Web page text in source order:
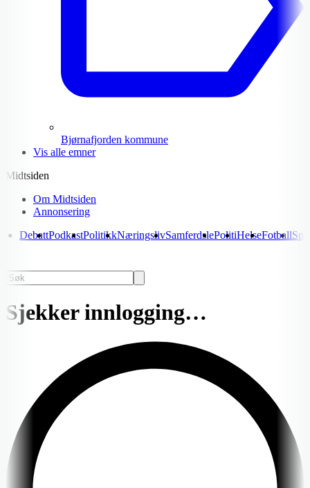
Bjørnafjorden kommune
Vis alle emner
Midtsiden
Om Midtsiden
Annonsering
DebattPodkastPolitikkNæringslivSamferdslePolitiHelseFotball
Sjekker innlogging…